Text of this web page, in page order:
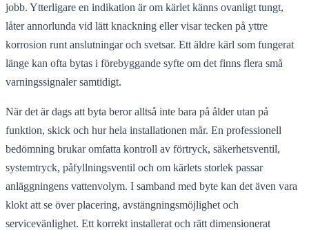
jobb. Ytterligare en indikation är om kärlet känns ovanligt tungt,
låter annorlunda vid lätt knackning eller visar tecken på yttre
korrosion runt anslutningar och svetsar. Ett äldre kärl som fungerat
länge kan ofta bytas i förebyggande syfte om det finns flera små
varningssignaler samtidigt.
När det är dags att byta beror alltså inte bara på ålder utan på
funktion, skick och hur hela installationen mår. En professionell
bedömning brukar omfatta kontroll av förtryck, säkerhetsventil,
systemtryck, påfyllningsventil och om kärlets storlek passar
anläggningens vattenvolym. I samband med byte kan det även vara
klokt att se över placering, avstängningsmöjlighet och
servicevänlighet. Ett korrekt installerat och rätt dimensionerat